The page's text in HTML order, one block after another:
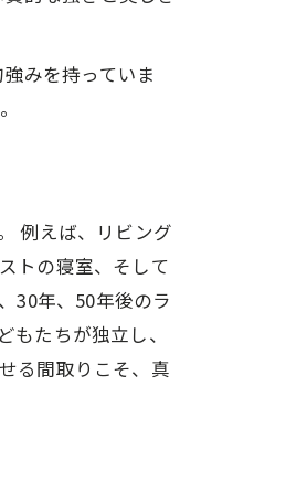
みを持っていま
例えば、リビング
トの寝室、そして
30年、50年後のラ
たちが独立し、
る間取りこそ、真